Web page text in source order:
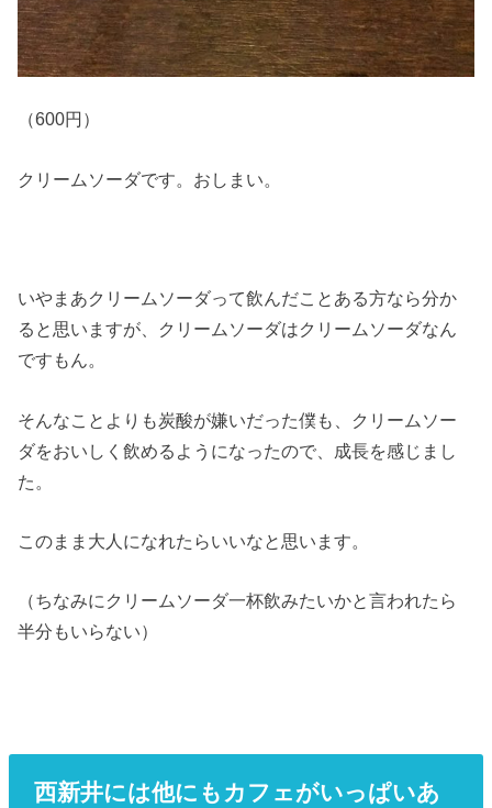
（600円）
クリームソーダです。おしまい。
いやまあクリームソーダって飲んだことある方なら分か
ると思いますが、クリームソーダはクリームソーダなん
ですもん。
そんなことよりも炭酸が嫌いだった僕も、クリームソー
ダをおいしく飲めるようになったので、成長を感じまし
た。
このまま大人になれたらいいなと思います。
（ちなみにクリームソーダ一杯飲みたいかと言われたら
半分もいらない）
西新井には他にもカフェがいっぱいあ